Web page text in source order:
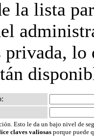
la lista
Esto le da un bajo nivel de
claves valiosas porque puede